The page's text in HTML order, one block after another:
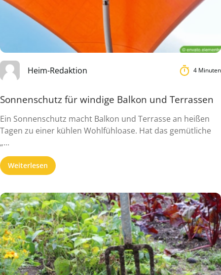
Heim-Redaktion 4 Minuten
Sonnenschutz für windige Balkon und Terrassen
Ein Sonnenschutz macht Balkon und Terrasse an heißen
Tagen zu einer kühlen Wohlfühloase. Hat das gemütliche
„...
Weiterlesen